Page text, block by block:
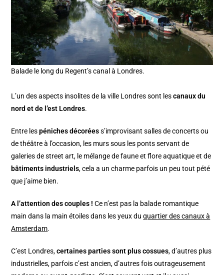
Balade le long du Regent’s canal à Londres.
L’un des aspects insolites de la ville Londres sont lescanaux du
nord et de l’est Londres.
Entre lespéniches décoréess’improvisant salles de concerts ou
de théâtre à l’occasion, les murs sous les ponts servant de
galeries de street art, le mélange de faune et flore aquatique et de
bâtiments industriels, cela a un charme parfois un peu tout pété
que j’aime bien.
A l’attention des couples ! Ce n’est pas la balade romantique
main dans la main étoiles dans les yeux duquartier des canaux à
Amsterdam.
C’est Londres,certaines parties sont plus cossues, d’autres plus
industrielles, parfois c’est ancien, d’autres fois outrageusement